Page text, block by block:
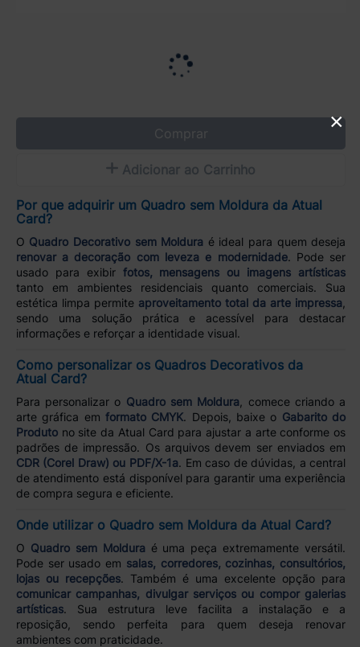
Comprar
Adicionar ao Carrinho
Por que adquirir um Quadro sem Moldura da Atual
Card?
O Quadro Decorativo sem Moldura é ideal para quem deseja
renovar a decoração com leveza e modernidade. Pode ser
usado para exibir fotos, mensagens ou imagens artísticas
tanto em ambientes residenciais quanto comerciais. Sua
estética limpa permite aproveitamento total da arte impressa
sendo uma solução prática e acessível para destacar
informações e reforçar a identidade visual.
Como personalizar os Quadros Decorativos da
Atual Card?
Para personalizar o Quadro sem Moldura , comece criando a
arte gráfica em formato CMYK. Depois, baixe o Gabarito do
Produtono site da Atual Card para ajustar a arte conforme os
padrões de impressão. Os arquivos devem ser enviados em
CDR (Corel Draw) ou PDF/X-1a. Em caso de dúvidas, a central
de atendimento está disponível para garantir uma experiência
de compra segura e eficiente.
Onde utilizar o Quadro sem Moldura da Atual Card?
O Quadro sem Molduraé uma peça extremamente versátil.
Pode ser usado em salas, corredores, cozinhas, consultórios,
lojas ou recepções. Também é uma excelente opção para
comunicar campanhas, divulgar serviços ou compor galerias
artísticas. Sua estrutura leve facilita a instalação e a
reposição, sendo perfeita para quem deseja renovar
ambientes com praticidade.
×